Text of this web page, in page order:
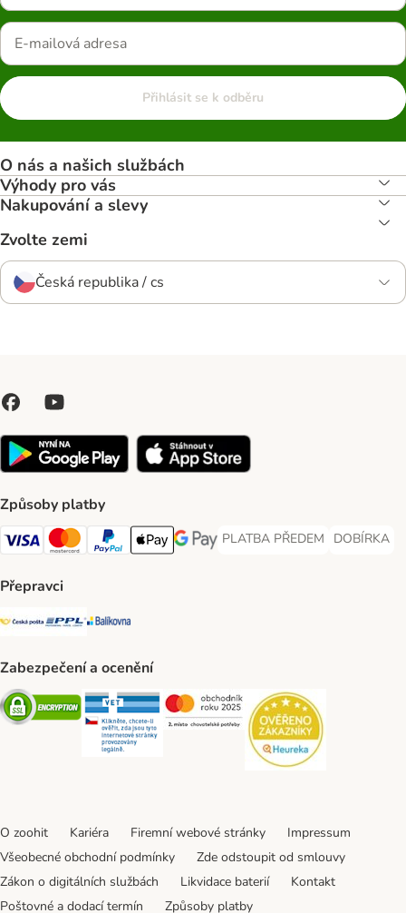
Přihlásit se k odběru
O nás a našich službách
Výhody pro vás
Nakupování a slevy
Zvolte zemi
Česká republika / cs
Způsoby platby
Visa Payment Method
Mastercard Payment Method
PayPal Payment Method
Apple pay Payment Method
GooglePay Payment Method
PLATBA PŘEDEM
PLATBA PŘEDEM Payment
DOBÍRKA
DOBÍRKA
Přepravci
Česká pošta Shipping Method
PPL Shipping Method
Balíkovna Shipping Method
Zabezpečení a ocenění
Security Security Security
O zoohit Kariéra Firemní webové stránky
Impressum
Všeobecné obchodní podmínky
Zde odstoupit od smlouvy
Zákon o digitálních službách
Likvidace baterií
Kontakt
Poštovné a dodací termín
Způsoby platby